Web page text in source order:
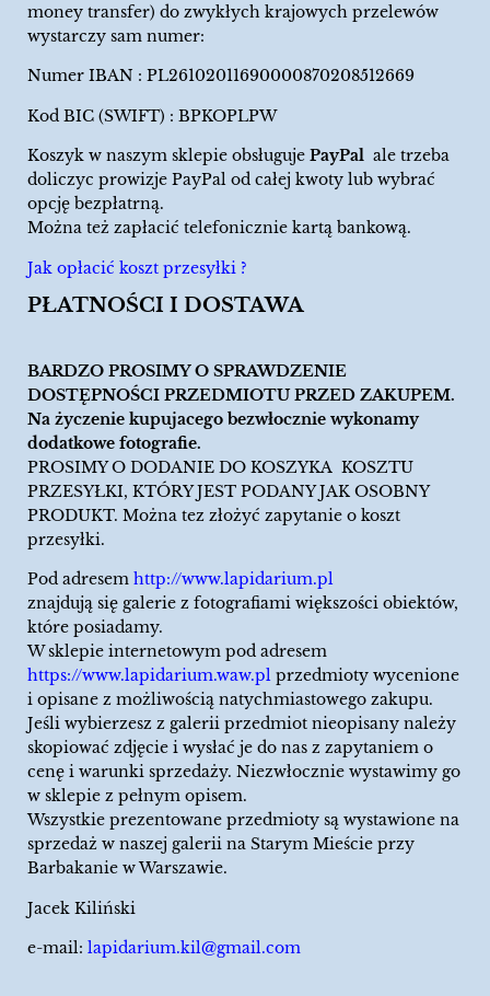
money transfer) do zwykłych krajowych przelewów
wystarczy sam numer:
Numer IBAN : PL26102011690000870208512669
Kod BIC (SWIFT) : BPKOPLPW
Koszyk w naszym sklepie obsługuje PayPal ale trzeba
doliczyc prowizje PayPal od całej kwoty lub wybrać
opcję bezpłatrną.
Można też zapłacić telefonicznie kartą bankową.
Jak opłacić koszt przesyłki ?
PŁATNOŚCI I DOSTAWA
BARDZO PROSIMY O SPRAWDZENIE
DOSTĘPNOŚCI PRZEDMIOTU PRZED ZAKUPEM.
Na życzenie kupujacego bezwłocznie wykonamy
dodatkowe fotografie.
PROSIMY O DODANIE DO KOSZYKA KOSZTU
PRZESYŁKI, KTÓRY JEST PODANY JAK OSOBNY
PRODUKT. Można tez złożyć zapytanie o koszt
przesyłki.
Pod adresem http://www.lapidarium.pl
znajdują się galerie z fotografiami większości obiektów,
które posiadamy.
W sklepie internetowym pod adresem
https://www.lapidarium.waw.pl przedmioty wycenione
i opisane z możliwością natychmiastowego zakupu.
Jeśli wybierzesz z galerii przedmiot nieopisany należy
skopiować zdjęcie i wysłać je do nas z zapytaniem o
cenę i warunki sprzedaży. Niezwłocznie wystawimy go
w sklepie z pełnym opisem.
Wszystkie prezentowane przedmioty są wystawione na
sprzedaż w naszej galerii na Starym Mieście przy
Barbakanie w Warszawie.
Jacek Kiliński
e-mail: lapidarium.kil@gmail.com